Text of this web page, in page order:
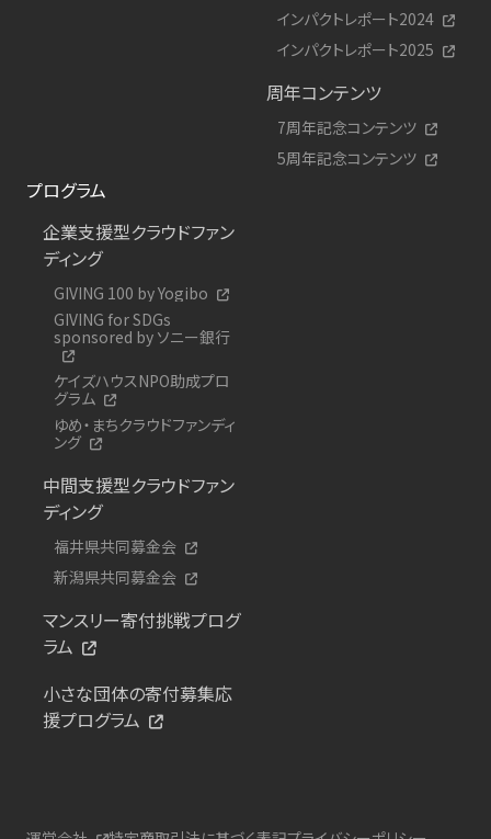
インパクトレポート2024
インパクトレポート2025
周年コンテンツ
7周年記念コンテンツ
5周年記念コンテンツ
プログラム
企業支援型クラウドファン
ディング
GIVING 100 by Yogibo
GIVING for SDGs
sponsored by ソニー銀行
ケイズハウスNPO助成プロ
グラム
ゆめ・まちクラウドファンディ
ング
中間支援型クラウドファン
ディング
福井県共同募金会
新潟県共同募金会
マンスリー寄付挑戦プログ
ラム
小さな団体の寄付募集応
援プログラム